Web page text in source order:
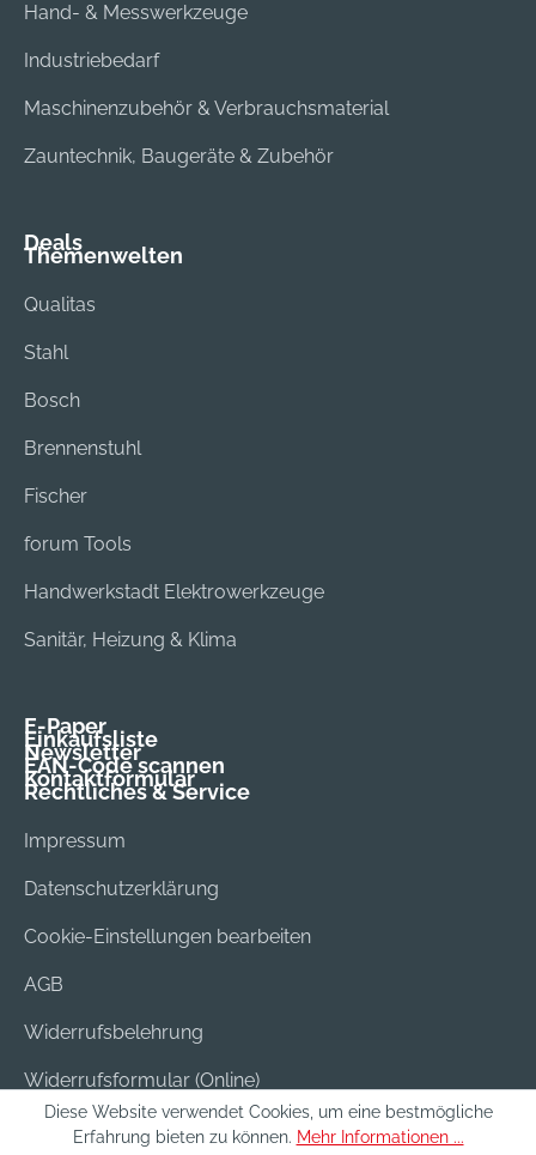
Hand- & Messwerkzeuge
Industriebedarf
Maschinenzubehör & Verbrauchsmaterial
Zauntechnik, Baugeräte & Zubehör
Deals
Themenwelten
Qualitas
Stahl
Bosch
Brennenstuhl
Fischer
forum Tools
Handwerkstadt Elektrowerkzeuge
Sanitär, Heizung & Klima
E-Paper
Einkaufsliste
Newsletter
EAN-Code scannen
Kontaktformular
Rechtliches & Service
Impressum
Datenschutzerklärung
Cookie-Einstellungen bearbeiten
AGB
Widerrufsbelehrung
Widerrufsformular (Online)
Versand & Bezahlung
Diese Website verwendet Cookies, um eine bestmögliche
Erfahrung bieten zu können. Mehr Informationen ...